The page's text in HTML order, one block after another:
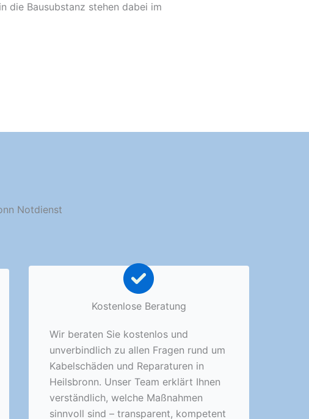
die Bausubstanz stehen dabei im
Notdienst
Kostenlose Beratung
Wir beraten Sie kostenlos und
unverbindlich zu allen Fragen rund um
Kabelschäden und Reparaturen in
Heilsbronn. Unser Team erklärt Ihnen
verständlich, welche Maßnahmen
sinnvoll sind – transparent, kompetent